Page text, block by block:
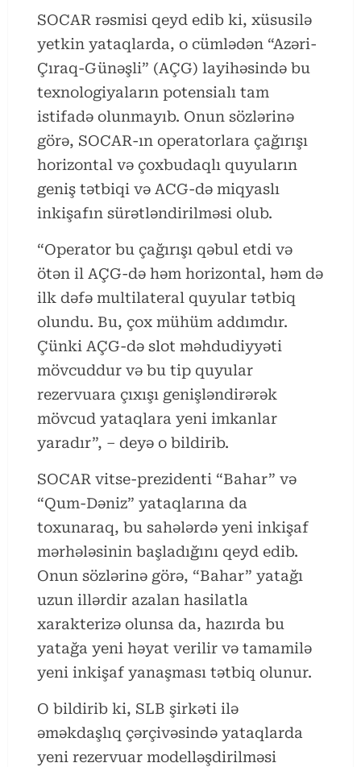
SOCAR rəsmisi qeyd edib ki, xüsusilə
yetkin yataqlarda, o cümlədən “Azəri-
Çıraq-Günəşli” (AÇG) layihəsində bu
texnologiyaların potensialı tam
istifadə olunmayıb. Onun sözlərinə
görə, SOCAR-ın operatorlara çağırışı
horizontal və çoxbudaqlı quyuların
geniş tətbiqi və ACG-də miqyaslı
inkişafın sürətləndirilməsi olub.
“Operator bu çağırışı qəbul etdi və
ötən il AÇG-də həm horizontal, həm də
ilk dəfə multilateral quyular tətbiq
olundu. Bu, çox mühüm addımdır.
Çünki AÇG-də slot məhdudiyyəti
mövcuddur və bu tip quyular
rezervuara çıxışı genişləndirərək
mövcud yataqlara yeni imkanlar
yaradır”, – deyə o bildirib.
SOCAR vitse-prezidenti “Bahar” və
“Qum-Dəniz” yataqlarına da
toxunaraq, bu sahələrdə yeni inkişaf
mərhələsinin başladığını qeyd edib.
Onun sözlərinə görə, “Bahar” yatağı
uzun illərdir azalan hasilatla
xarakterizə olunsa da, hazırda bu
yatağa yeni həyat verilir və tamamilə
yeni inkişaf yanaşması tətbiq olunur.
O bildirib ki, SLB şirkəti ilə
əməkdaşlıq çərçivəsində yataqlarda
yeni rezervuar modelləşdirilməsi